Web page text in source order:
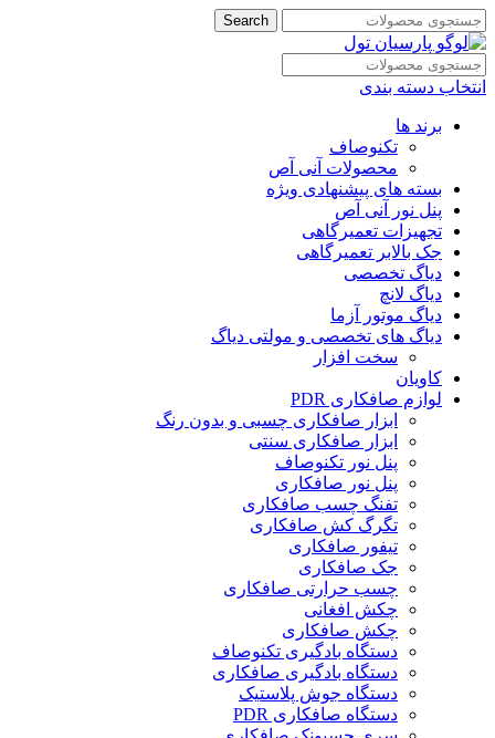
Search
انتخاب دسته بندی
برند ها
تکنوصاف
محصولات آنی آص
بسته های پیشنهادی ویژه
پنل نور آنی آص
تجهیزات تعمیرگاهی
جک بالابر تعمیرگاهی
دیاگ تخصصی
دیاگ لانچ
دیاگ موتور آزما
دیاگ های تخصصی و مولتی دیاگ
سخت افزار
کاویان
لوازم صافکاری PDR
ابزار صافکاری چسبی و بدون رنگ
ابزار صافکاری سنتی
پنل نور تکنوصاف
پنل نور صافکاری
تفنگ چسب صافکاری
تگرگ کش صافکاری
تیفور صافکاری
جک صافکاری
چسب حرارتی صافکاری
چکش افغانی
چکش صافکاری
دستگاه بادگیری تکنوصاف
دستگاه بادگیری صافکاری
دستگاه جوش پلاستیک
دستگاه صافکاری PDR